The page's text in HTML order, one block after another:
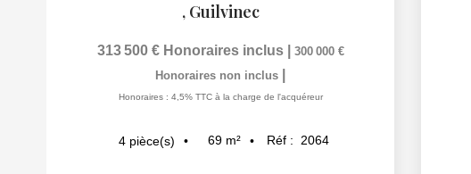
, Guilvinec
313 500 € Honoraires inclus
300 000 €
Honoraires non inclus
Honoraires : 4,5% TTC à la charge de l'acquéreur
4 pièce(s) 69 m² Réf : 2064